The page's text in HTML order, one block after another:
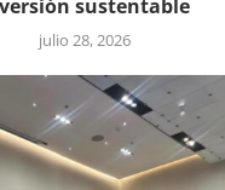
sustentable
julio 28, 2026